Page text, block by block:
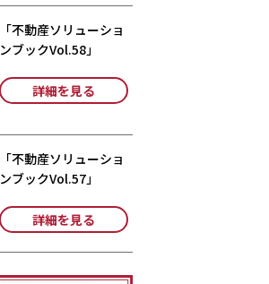
「不動産ソリューショ
ンブックVol.58」
詳細を見る
「不動産ソリューショ
ンブックVol.57」
詳細を見る